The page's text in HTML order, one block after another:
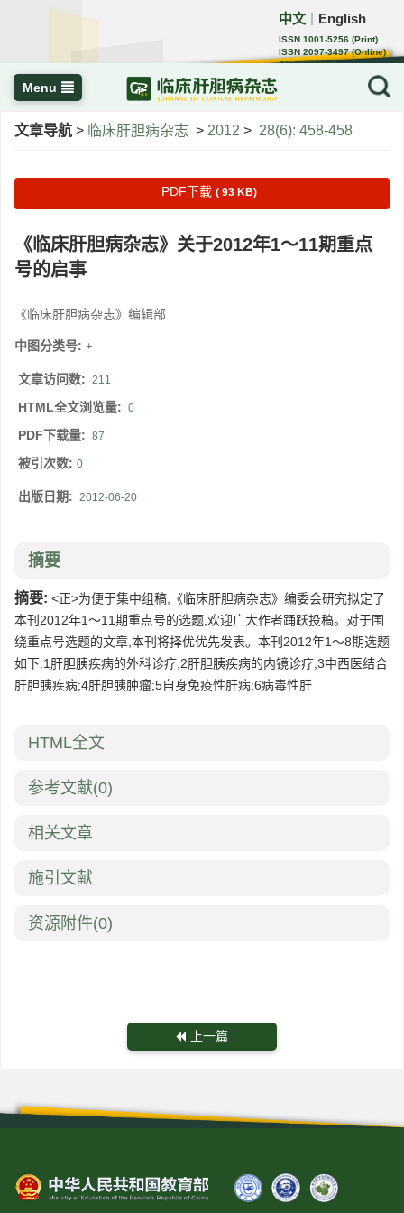
中文 English
ISSN 1001-5256 (Print)
ISSN 2097-3497 (Online)
CN 22-1108/R
Menu
文章导航 > 临床肝胆病杂志 > 2012 > 28(6): 458-458
PDF下载 ( 93 KB)
《临床肝胆病杂志》关于2012年1～11期重点
号的启事
《临床肝胆病杂志》编辑部
中图分类号: +
文章访问数: 211
HTML全文浏览量: 0
PDF下载量: 87
被引次数: 0
出版日期: 2012-06-20
摘要
摘要: <正>为便于集中组稿,《临床肝胆病杂志》编委会研究拟定了
本刊2012年1～11期重点号的选题,欢迎广大作者踊跃投稿。对于围
绕重点号选题的文章,本刊将择优优先发表。本刊2012年1～8期选题
如下:1肝胆胰疾病的外科诊疗;2肝胆胰疾病的内镜诊疗;3中西医结合
肝胆胰疾病;4肝胆胰肿瘤;5自身免疫性肝病;6病毒性肝
HTML全文
参考文献(0)
相关文章
施引文献
资源附件(0)
上一篇